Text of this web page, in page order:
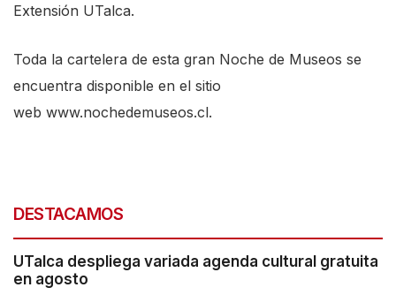
Extensión UTalca.
Toda la cartelera de esta gran Noche de Museos se
encuentra disponible en el sitio
web www.nochedemuseos.cl.
DESTACAMOS
UTalca despliega variada agenda cultural gratuita
en agosto